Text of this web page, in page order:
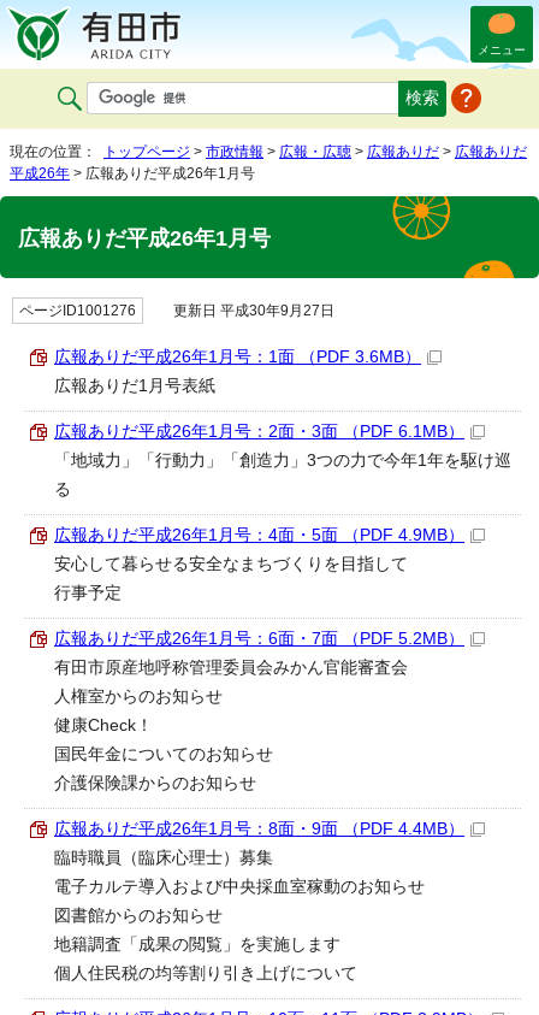
メニュー
現在の位置： トップページ > 市政情報 > 広報・広聴 > 広報ありだ > 広報ありだ
平成26年 > 広報ありだ平成26年1月号
広報ありだ平成26年1月号
ページID1001276 更新日 平成30年9月27日
広報ありだ平成26年1月号：1面 （PDF 3.6MB）
広報ありだ1月号表紙
広報ありだ平成26年1月号：2面・3面 （PDF 6.1MB）
「地域力」「行動力」「創造力」3つの力で今年1年を駆け巡
る
広報ありだ平成26年1月号：4面・5面 （PDF 4.9MB）
安心して暮らせる安全なまちづくりを目指して
行事予定
広報ありだ平成26年1月号：6面・7面 （PDF 5.2MB）
有田市原産地呼称管理委員会みかん官能審査会
人権室からのお知らせ
健康Check！
国民年金についてのお知らせ
介護保険課からのお知らせ
広報ありだ平成26年1月号：8面・9面 （PDF 4.4MB）
臨時職員（臨床心理士）募集
電子カルテ導入および中央採血室稼動のお知らせ
図書館からのお知らせ
地籍調査「成果の閲覧」を実施します
個人住民税の均等割り引き上げについて